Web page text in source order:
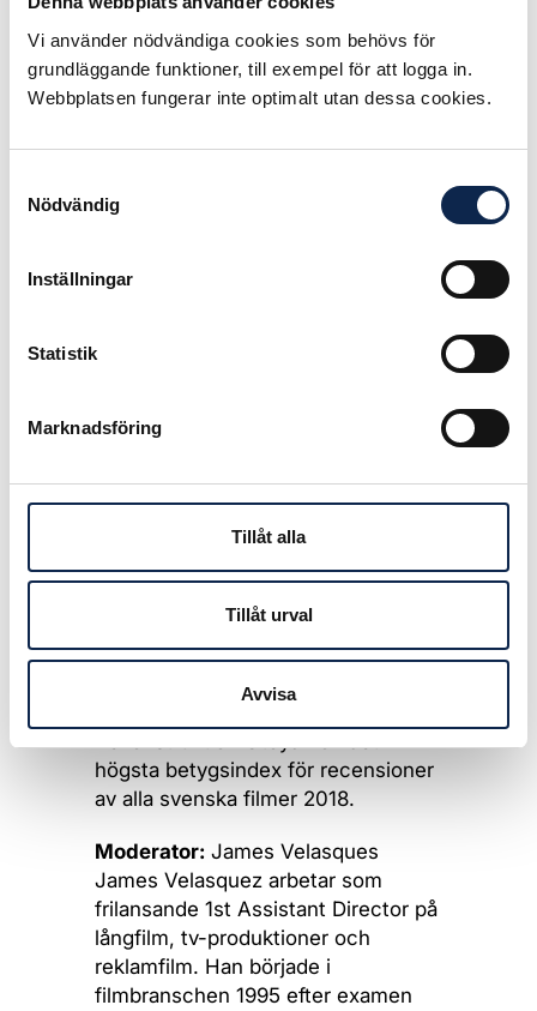
Vi använder nödvändiga cookies som behövs för
grundläggande funktioner, till exempel för att logga in.
Webbplatsen fungerar inte optimalt utan dessa cookies.
Nödvändig
Inställningar
Statistik
Marknadsföring
Tillåt alla
Tillåt urval
Avvisa
Han driver också tillsammans med
Fredrik Lange det konstnärligt
inriktade filmbolaget Vilda Bomben
mängd olika regissörer däribland
Filmer som Vilda Bomben Film
Ingen tid för kärlek, Freak Out,
kortfilmerna Detta är Natten,
Lesbian. Carl utbildade sig på
filmskolan på Biskops Arnö. Carl
Javérs senaste dokumentär
Rekonstruktion Utøya hade sin
2019 och vann Guldbagge för Bästa
dokumentärfilm och Bästa regi 2019
samt nominerades till Nordiska
Rekonstruktion Utöya fick det
högsta betygsindex för recensioner
av alla svenska filmer 2018.
Moderator: James Velasques
James Velasquez arbetar som
frilansande 1st Assistant Director på
långfilm, tv-produktioner och
reklamfilm. Han började i
filmbranschen 1995 efter examen